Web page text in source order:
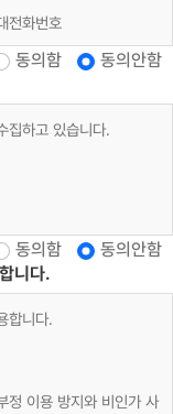
전화번호
, 사업장 전화, 팩스번
동의함
동의안함
집하고 있습니다.
동의함
동의안함
니다.
합니다.
정 이용 방지와 비인가 사